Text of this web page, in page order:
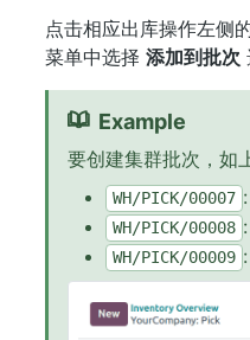
点击相应出库操作左侧
菜单中选择 添加到批次
Example
要创建集群批次，如
WH/PICK/00007
WH/PICK/00008
WH/PICK/00009